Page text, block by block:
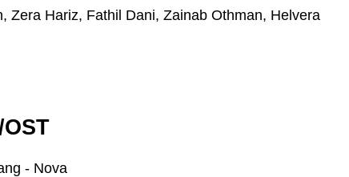
Zera Hariz, Fathil Dani, Zainab Othman, Helvera
- Nova